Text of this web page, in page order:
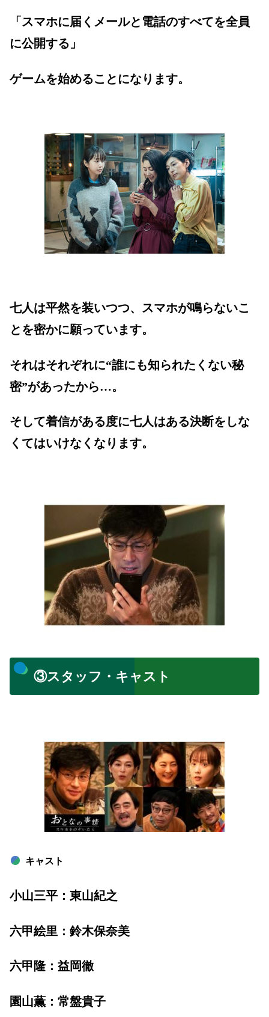
「スマホに届くメールと電話のすべてを全員
に公開する」
ゲームを始めることになります。
七人は平然を装いつつ、スマホが鳴らないこ
とを密かに願っています。
それはそれぞれに“誰にも知られたくない秘
密”があったから…。
そして着信がある度に七人はある決断をしな
くてはいけなくなります。
③スタッフ・キャスト
キャスト
小山三平：東山紀之
六甲絵里：鈴木保奈美
六甲隆：益岡徹
園山薫：常盤貴子